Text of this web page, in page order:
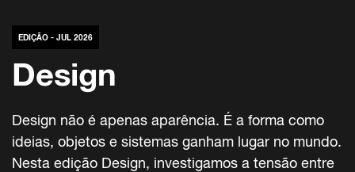
EDIÇÃO - JUL 2026
Design
Design não é apenas aparência. É a forma como
ideias, objetos e sistemas ganham lugar no mundo.
Nesta edição Design, investigamos a tensão entre